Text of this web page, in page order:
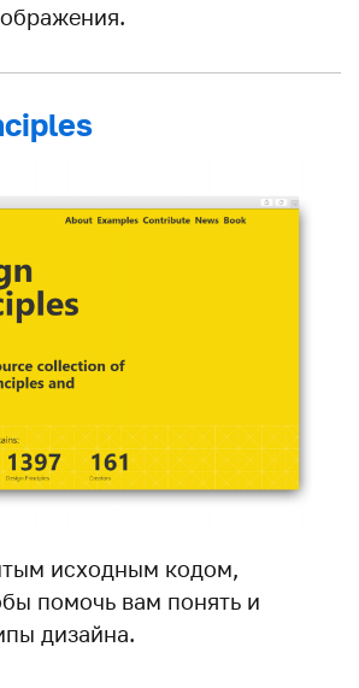
исходным кодом,
помочь вам понять и
дизайна.